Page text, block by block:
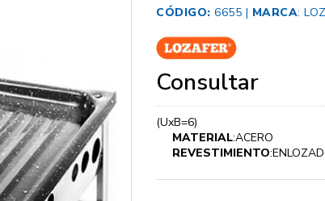
CÓDIGO: 6655 | MARCA:
Consultar
(UxB=6)
MATERIAL:ACERO
REVESTIMIENTO